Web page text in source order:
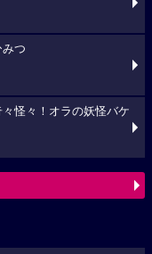
つ
怪々！オラの妖怪バケ